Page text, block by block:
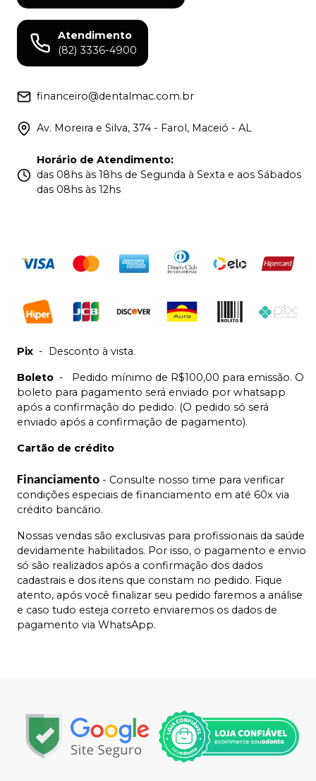
Atendimento
(82) 3336-4900
financeiro@dentalmac.com.br
Av. Moreira e Silva, 374 - Farol, Maceió - AL
Horário de Atendimento:
das 08hs às 18hs de Segunda à Sexta e aos Sábados
das 08hs às 12hs
Pix - Desconto à vista.
Boleto -
Pedido mínimo de R$100,00 para emissão. O
boleto para pagamento será enviado por whatsapp
após a confirmação do pedido. (O pedido só será
enviado após a confirmação de pagamento).
Cartão de crédito
Financiamento - Consulte nosso time para verificar
condições especiais de financiamento em até 60x via
crédito bancário.
Nossas vendas são exclusivas para profissionais da saúde
devidamente habilitados. Por isso, o pagamento e envio
só são realizados após a confirmação dos dados
cadastrais e dos itens que constam no pedido. Fique
atento, após você finalizar seu pedido faremos a análise
e caso tudo esteja correto enviaremos os dados de
pagamento via WhatsApp.